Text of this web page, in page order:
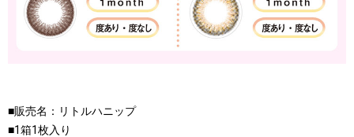
■販売名：リトルハニップ
■1箱1枚入り